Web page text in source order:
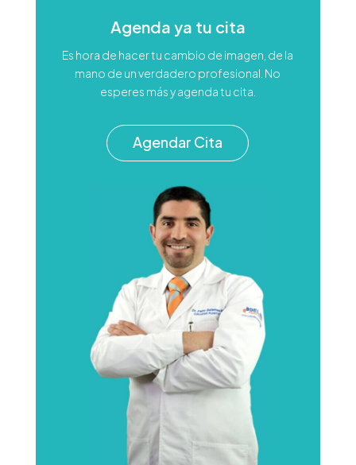
Agenda ya tu cita
Es hora de hacer tu cambio de imagen, de la
mano de un verdadero profesional. No
esperes más y agenda tu cita.
Agendar Cita